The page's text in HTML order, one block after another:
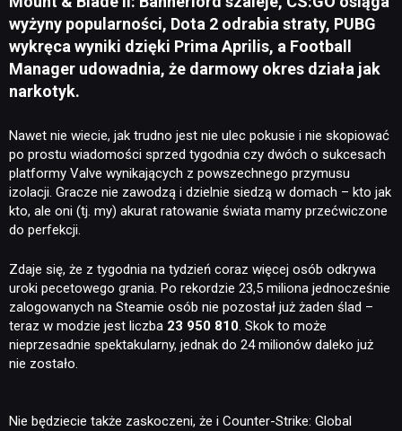
wyżyny popularności, Dota 2 odrabia straty, PUBG
wykręca wyniki dzięki Prima Aprilis, a Football
Manager udowadnia, że darmowy okres działa jak
narkotyk.
Nawet nie wiecie, jak trudno jest nie ulec pokusie i nie skopiować
po prostu wiadomości sprzed tygodnia czy dwóch o sukcesach
platformy Valve wynikających z powszechnego przymusu
izolacji. Gracze nie zawodzą i dzielnie siedzą w domach – kto jak
kto, ale oni (tj. my) akurat ratowanie świata mamy przećwiczone
do perfekcji.
Zdaje się, że z tygodnia na tydzień coraz więcej osób odkrywa
uroki pecetowego grania. Po rekordzie 23,5 miliona jednocześnie
zalogowanych na Steamie osób nie pozostał już żaden ślad –
teraz w modzie jest liczba 23 950 810. Skok to może
nieprzesadnie spektakularny, jednak do 24 milionów daleko już
nie zostało.
Nie będziecie także zaskoczeni, że i Counter-Strike: Global